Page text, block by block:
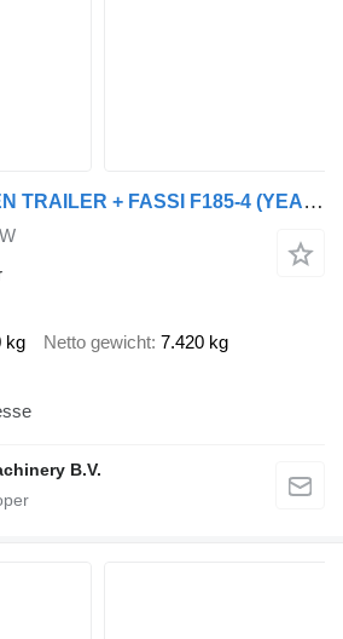
Zasław 2 AXLE OPEN TRAILER + FASSI F185-4 (YEAR 2023) REMOTE
kg Netto gewicht 7.420 kg
B.V.